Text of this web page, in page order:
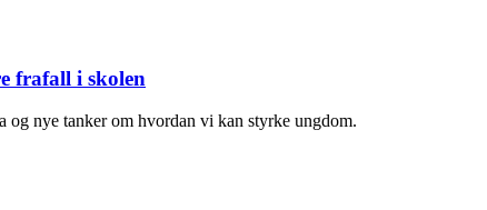
frafall i skolen
nye tanker om hvordan vi kan styrke ungdom.